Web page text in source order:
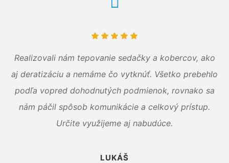
Realizovali nám tepovanie sedačky a kobercov, ako
aj deratizáciu a nemáme čo vytknúť. Všetko prebehlo
podľa vopred dohodnutých podmienok, rovnako sa
nám páčil spôsob komunikácie a celkový prístup.
Určite využijeme aj nabudúce.
LUKÁŠ